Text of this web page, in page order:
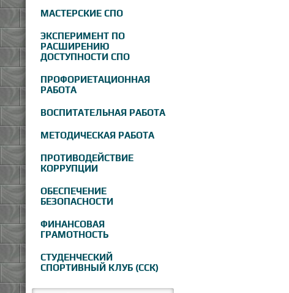
МАСТЕРСКИЕ СПО
ЭКСПЕРИМЕНТ ПО
РАСШИРЕНИЮ
ДОСТУПНОСТИ СПО
ПРОФОРИЕТАЦИОННАЯ
РАБОТА
ВОСПИТАТЕЛЬНАЯ РАБОТА
МЕТОДИЧЕСКАЯ РАБОТА
ПРОТИВОДЕЙСТВИЕ
КОРРУПЦИИ
ОБЕСПЕЧЕНИЕ
БЕЗОПАСНОСТИ
ФИНАНСОВАЯ
ГРАМОТНОСТЬ
СТУДЕНЧЕСКИЙ
СПОРТИВНЫЙ КЛУБ (ССК)